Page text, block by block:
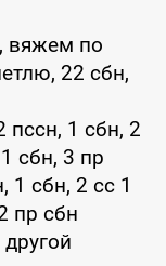
вяжем по
22 сбн,
пссн, 1 сбн, 2
сбн, 3 пр
1 сбн, 2 сс 1
пр сбн